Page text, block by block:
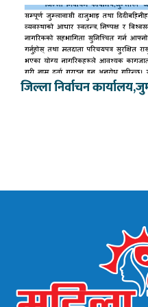
जिल्ला निर्वाचन